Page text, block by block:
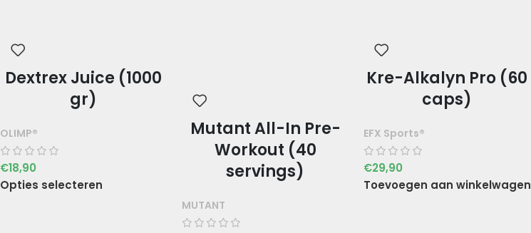
Dextrex Juice (1000
gr)
OLIMP®
€18,90
Opties selecteren
Mutant All-In Pre-
Workout (40
servings)
MUTANT
Kre-Alkalyn Pro (60
caps)
EFX Sports®
€29,90
Toevoegen aan winkelwagen